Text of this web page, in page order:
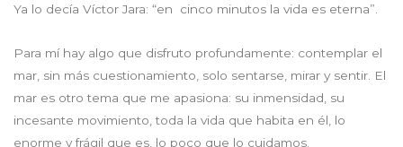
Ya lo decía Víctor Jara: “en cinco minutos la vida es eterna”.
Para mí hay algo que disfruto profundamente: contemplar el
mar, sin más cuestionamiento, solo sentarse, mirar y sentir. El
mar es otro tema que me apasiona: su inmensidad, su
incesante movimiento, toda la vida que habita en él, lo
enorme y frágil que es, lo poco que lo cuidamos.